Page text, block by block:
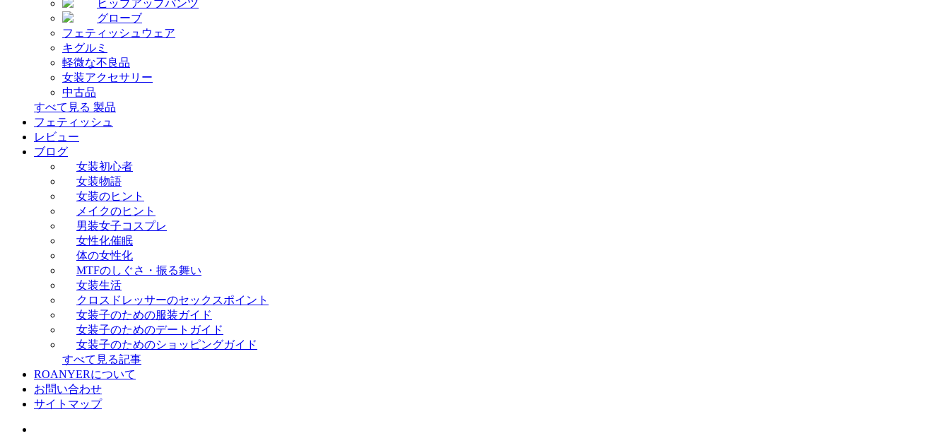
ヒップアップパンツ
グローブ
フェティッシュウェア
キグルミ
軽微な不良品
女装アクセサリー
中古品
すべて見る 製品
フェティッシュ
レビュー
ブログ
女装初心者
女装物語
女装のヒント
メイクのヒント
男装女子コスプレ
女性化催眠
体の女性化
MTFのしぐさ・振る舞い
女装生活
クロスドレッサーのセックスポイント
女装子のための服装ガイド
女装子のためのデートガイド
女装子のためのショッピングガイド
すべて見る記事
ROANYERについて
お問い合わせ
サイトマップ